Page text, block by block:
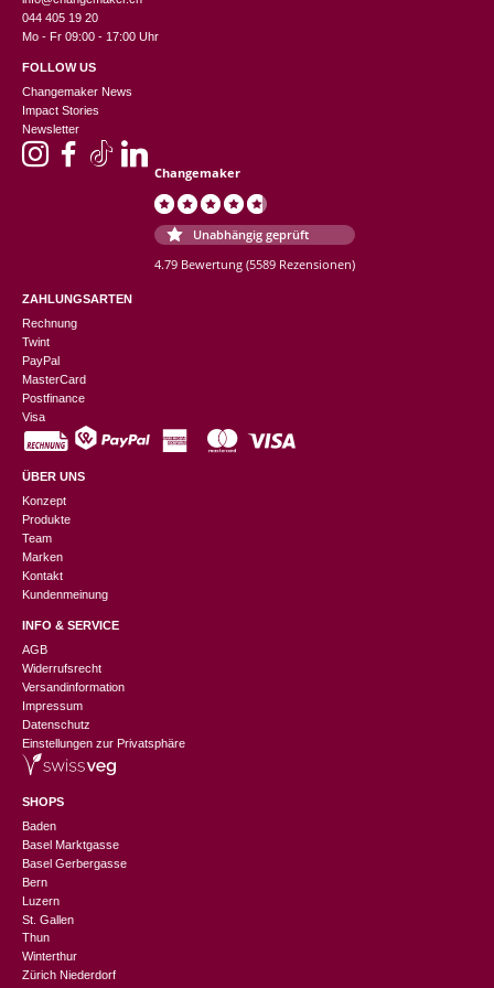
044 405 19 20
Mo - Fr 09:00 - 17:00 Uhr
FOLLOW US
Changemaker News
Impact Stories
Newsletter
Changemaker
Unabhängig geprüft
4.79 Bewertung (5589 Rezensionen)
ZAHLUNGSARTEN
Rechnung
Twint
PayPal
MasterCard
Postfinance
Visa
ÜBER UNS
Konzept
Produkte
Team
Marken
Kontakt
Kundenmeinung
INFO & SERVICE
AGB
Widerrufsrecht
Versandinformation
Impressum
Datenschutz
Einstellungen zur Privatsphäre
SHOPS
Baden
Basel Marktgasse
Basel Gerbergasse
Bern
Luzern
St. Gallen
Thun
Winterthur
Zürich Niederdorf